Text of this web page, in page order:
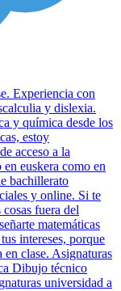
Experiencia con
y dislexia.
y química desde los
estoy
acceso a la
euskera como en
bachillerato
y online. Si te
fuera del
matemáticas
intereses, porque
en clase. Asignaturas
Dibujo técnico
universidad a